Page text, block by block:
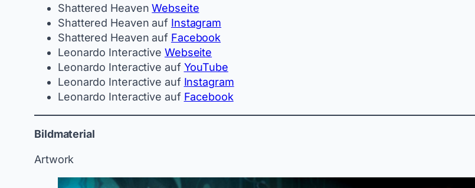
Shattered HeavenWebseite
Shattered Heaven auf Instagram
Shattered Heaven auf Facebook
Leonardo Interactive Webseite
Leonardo Interactive auf YouTube
Leonardo Interactive auf Instagram
Leonardo Interactive auf Facebook
Bildmaterial
Artwork